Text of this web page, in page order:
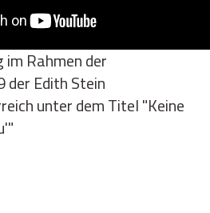
Rahmen der
der Edith Stein
unter dem Titel "Keine